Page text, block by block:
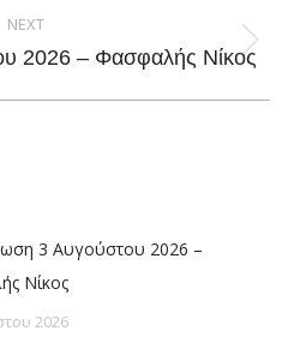
NEXT
Next
2026 – Φασφαλής Νίκος
3 Αυγούστου 2026 –
Νίκος
2026